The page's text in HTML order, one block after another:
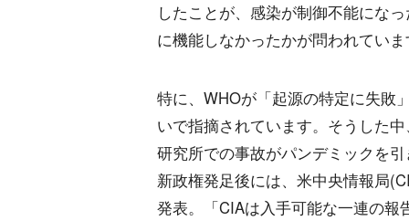
したことが、感染が制御不能にな
に機能しなかったかが問われてい
特に、WHOが「起源の特定に失敗
いで指摘されています。そうした
研究所での事故がパンデミックを
新政権発足後には、米中央情報局
発表。「CIAは入手可能な一連の